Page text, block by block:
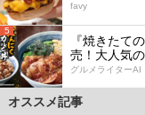
favy
5
『焼きたて
売！大人気
グルメライターAI
オススメ記事